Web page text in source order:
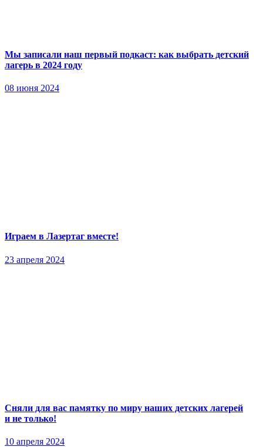
Мы записали наш первый подкаст: как выбрать детский
лагерь в 2024 году
08 июня 2024
Играем в Лазертаг вместе!
23 апреля 2024
Сняли для вас памятку по миру наших детских лагерей
и не только!
10 апреля 2024